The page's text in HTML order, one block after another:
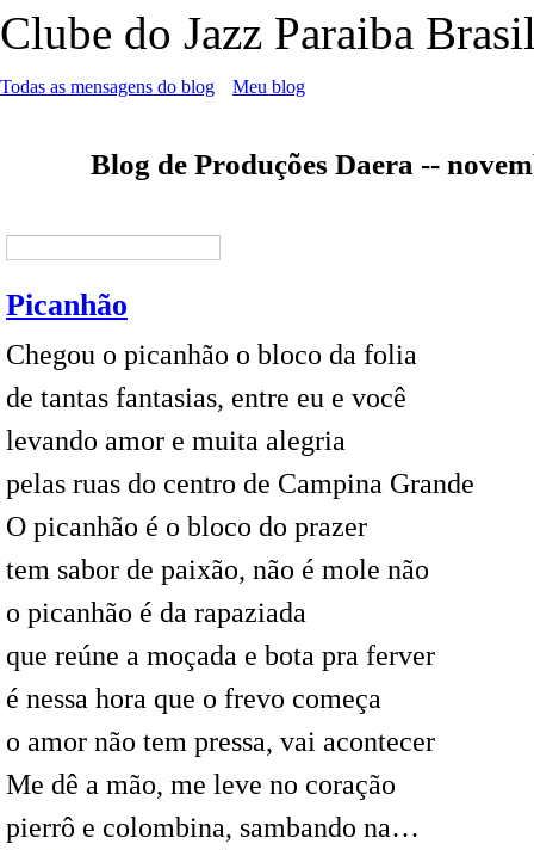
Clube do Jazz Paraiba
Todas as mensagens do blog Meu blog
Blog de Produções Daera --
Picanhão
Chegou o picanhão o bloco da folia
de tantas fantasias, entre eu e você
levando amor e muita alegria
pelas ruas do centro de Campina Grande
O picanhão é o bloco do prazer
tem sabor de paixão, não é mole não
o picanhão é da rapaziada
que reúne a moçada e bota pra ferver
é nessa hora que o frevo começa
o amor não tem pressa, vai acontecer
Me dê a mão, me leve no coração
pierrô e colombina, sambando na…